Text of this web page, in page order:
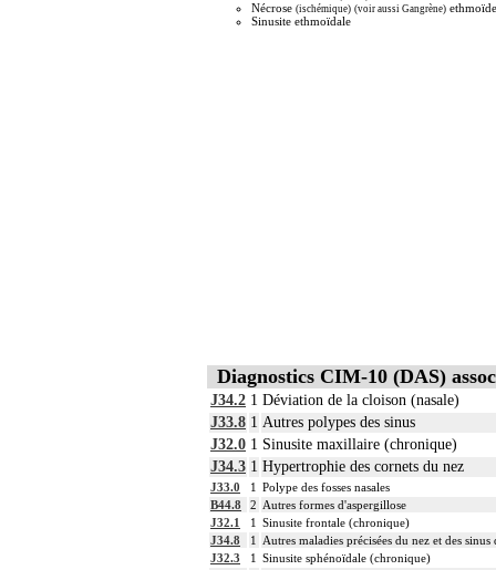
Nécrose (ischémique) (voir aussi Gangrène) ethmoïde
Sinusite ethmoïdale
Diagnostics CIM-10 (DAS)
J34.2 1 Déviation de la cloison (nasale)
J33.8 1 Autres polypes des sinus
J32.0 1 Sinusite maxillaire (chronique)
J34.3 1 Hypertrophie des cornets du nez
J33.0 1 Polype des fosses nasales
B44.8
2 Autres formes d'aspergillose
J32.1
1 Sinusite frontale (chronique)
J34.8
1
Autres maladies précisées du nez et des sinus
J32.3
1 Sinusite sphénoïdale (chronique)